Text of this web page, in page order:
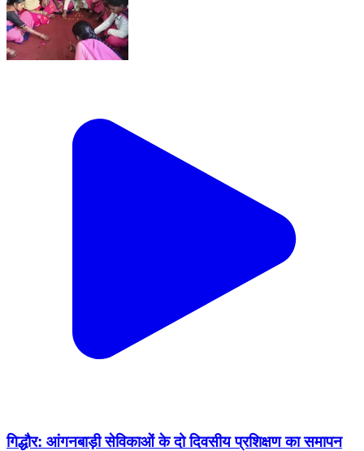
गिद्धौर: आंगनबाड़ी सेविकाओं के दो दिवसीय प्रशिक्षण का समापन